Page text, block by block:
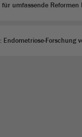
für umfassende Reformen
Endometriose-Forschung